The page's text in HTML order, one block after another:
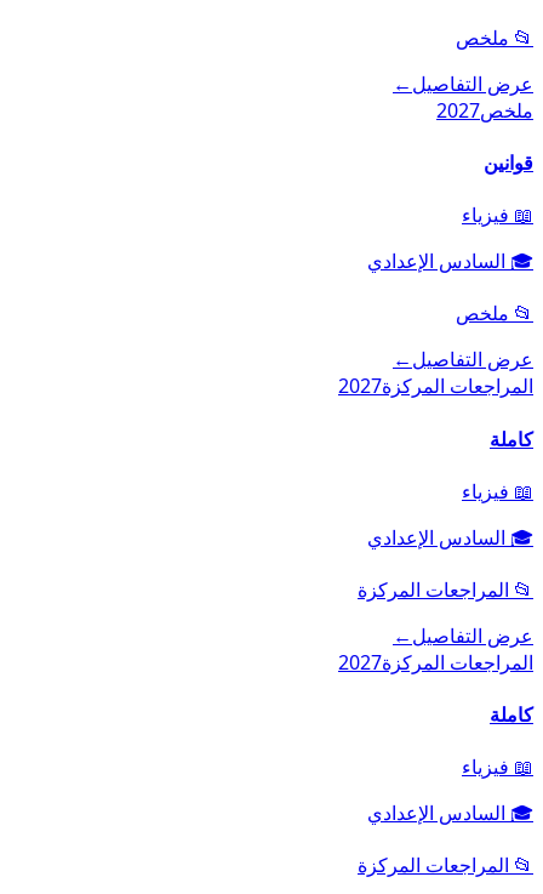
📂 ملخص
عرض التفاصيل←
ملخص2027
قوانين
📖 فيزياء
🎓 السادس الإعدادي
📂 ملخص
عرض التفاصيل←
المراجعات المركزة2027
كاملة
📖 فيزياء
🎓 السادس الإعدادي
📂 المراجعات المركزة
عرض التفاصيل←
المراجعات المركزة2027
كاملة
📖 فيزياء
🎓 السادس الإعدادي
📂 المراجعات المركزة